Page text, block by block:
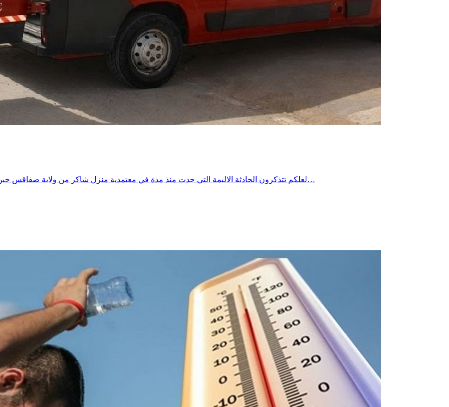
لعلكم تتذكرون الحادثة الاليمة التي جدت منذ مدة في معتمدية منزل شاكر من ولاية صفاقس حين غرق شاب في فستقية ماء وخيّم الحُزن آنذاك على المنطقة وطالب…